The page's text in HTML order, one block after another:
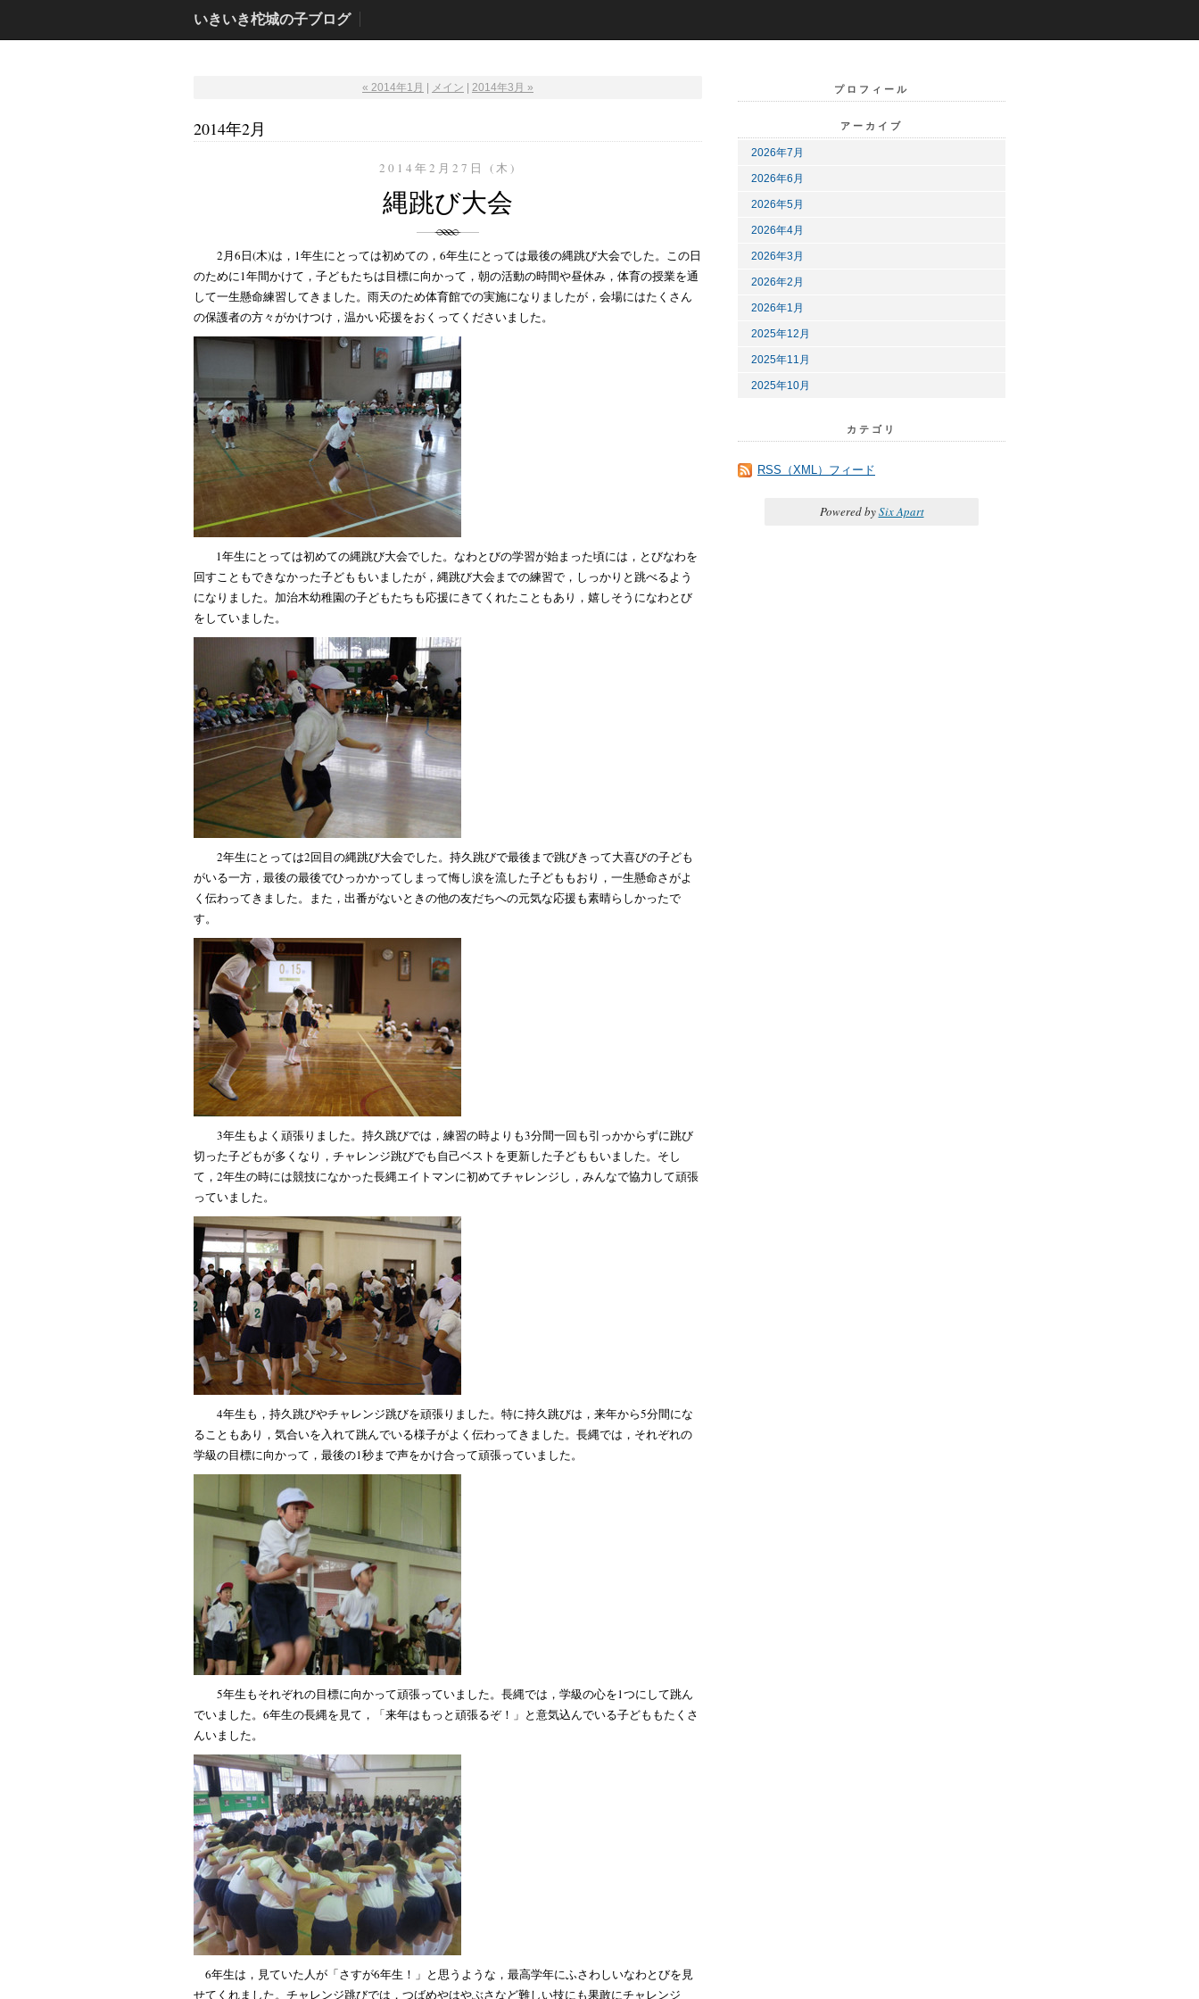
いきいき柁城の子ブログ
« 2014年1月 メイン 2014年3月 »
2014年2月
2014年2月27日 (木)
縄跳び大会
2月6日(木)は，1年生にとっては初めての，6年生にとっては最後の縄跳び大会でした。この日
のために1年間かけて，子どもたちは目標に向かって，朝の活動の時間や昼休み，体育の授業を通
して一生懸命練習してきました。雨天のため体育館での実施になりましたが，会場にはたくさん
の保護者の方々がかけつけ，温かい応援をおくってくださいました。
1年生にとっては初めての縄跳び大会でした。なわとびの学習が始まった頃には，とびなわを
回すこともできなかった子どももいましたが，縄跳び大会までの練習で，しっかりと跳べるよう
になりました。加治木幼稚園の子どもたちも応援にきてくれたこともあり，嬉しそうになわとび
をしていました。
2年生にとっては2回目の縄跳び大会でした。持久跳びで最後まで跳びきって大喜びの子ども
がいる一方，最後の最後でひっかかってしまって悔し涙を流した子どももおり，一生懸命さがよ
く伝わってきました。また，出番がないときの他の友だちへの元気な応援も素晴らしかったで
す。
3年生もよく頑張りました。持久跳びでは，練習の時よりも3分間一回も引っかからずに跳び
切った子どもが多くなり，チャレンジ跳びでも自己ベストを更新した子どももいました。そし
て，2年生の時には競技になかった長縄エイトマンに初めてチャレンジし，みんなで協力して頑張
っていました。
4年生も，持久跳びやチャレンジ跳びを頑張りました。特に持久跳びは，来年から5分間にな
ることもあり，気合いを入れて跳んでいる様子がよく伝わってきました。長縄では，それぞれの
学級の目標に向かって，最後の1秒まで声をかけ合って頑張っていました。
5年生もそれぞれの目標に向かって頑張っていました。長縄では，学級の心を1つにして跳ん
でいました。6年生の長縄を見て，「来年はもっと頑張るぞ！」と意気込んでいる子どももたくさ
んいました。
6年生は，見ていた人が「さすが6年生！」と思うような，最高学年にふさわしいなわとびを見
せてくれました。チャレンジ跳びでは，つばめやはやぶさなど難しい技にも果敢にチャレンジ
プロフィール
アーカイブ
2026年7月
2026年6月
2026年5月
2026年4月
2026年3月
2026年2月
2026年1月
2025年12月
2025年11月
2025年10月
カテゴリ
RSS（XML）フィード
Powered bySix Apart